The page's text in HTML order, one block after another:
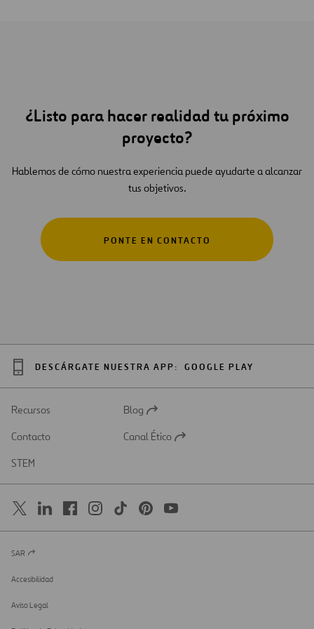
¿Listo para hacer realidad tu próximo
proyecto?
Hablemos de cómo nuestra experiencia puede ayudarte a alcanzar
tus objetivos.
PONTE EN CONTACTO
DESCÁRGATE NUESTRA APP: GOOGLE PLAY
Recursos
Abrir
una
Blog
Contacto
Abrir
Canal Ético
STEM
Abrir
una
nueva
SAR
Accesibilidad
Aviso Legal